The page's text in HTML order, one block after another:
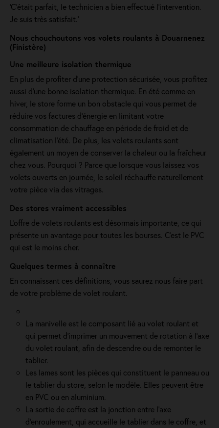
'C’était parfait, le technicien a bien effectué l’intervention.
Je suis très satisfait.'
Nous chouchoutons vos volets roulants à Douarnenez
(Finistère)
Une meilleure isolation thermique
En plus de profiter d'une protection sécurisée, vous profitez
aussi d'une bonne isolation thermique. En été comme en
hiver, le store forme un bon obstacle qui vous permet de
réduire vos factures d’énergie en limitant votre
consommation de chauffage en période de froid et de
climatisation l’été. De plus, les volets roulants sont
également un moyen de conserver la chaleur ou la fraîcheur
chez vous. Pourquoi ? Parce que lorsque vous laissez vos
volets ouverts en journée, le soleil réchauffe naturellement
votre pièce via des vitrages.
Des stores vraiment accessibles
L'offre de volets roulants est désormais importante, ce qui
présente un avantage pour toutes les bourses. C'est le PVC
qui est le moins cher.
Quelques termes à connaître
En connaissant ces définitions, vous saurez nous faire part
de votre problème de volet roulant.
La manivelle est le composant lié au volet roulant et
qui permet d’imprimer un mouvement de rotation à l’axe
du volet roulant, afin de descendre ou de remonter le
tablier.
Les lames sont les pièces qui constituent le panneau ou
le tablier du store, selon le modèle. Elles peuvent être
en PVC ou en aluminium.
La sortie de coffre est la jonction entre l’axe
d’enroulement, qui accueille le tablier dans le coffre, et